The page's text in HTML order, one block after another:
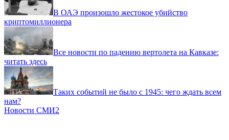
В ОАЭ произошло жестокое убийство
криптомиллионера
Все новости по падению вертолета на Кавказе:
читать здесь
Таких событий не было с 1945: чего ждать всем
нам?
Новости СМИ2